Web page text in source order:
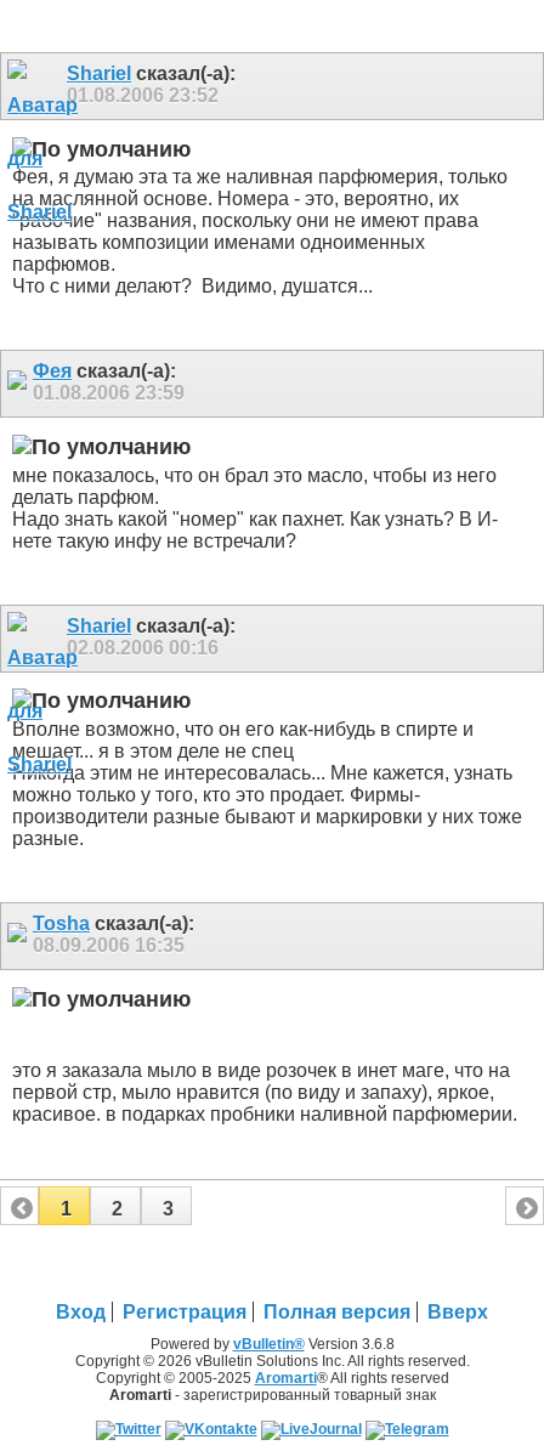
Shariel сказал(-а):
01.08.2006 23:52
Фея, я думаю эта та же наливная парфюмерия, только
на маслянной основе. Номера - это, вероятно, их
"рабочие" названия, поскольку они не имеют права
называть композиции именами одноименных
парфюмов.
Что с ними делают? Видимо, душатся...
Фея сказал(-а):
01.08.2006 23:59
мне показалось, что он брал это масло, чтобы из него
делать парфюм.
Надо знать какой "номер" как пахнет. Как узнать? В И-
нете такую инфу не встречали?
Shariel сказал(-а):
02.08.2006 00:16
Вполне возможно, что он его как-нибудь в спирте и
мешает... я в этом деле не спец
Никогда этим не интересовалась... Мне кажется, узнать
можно только у того, кто это продает. Фирмы-
производители разные бывают и маркировки у них тоже
разные.
Tosha сказал(-а):
08.09.2006 16:35
это я заказала мыло в виде розочек в инет маге, что на
первой стр, мыло нравится (по виду и запаху), яркое,
красивое. в подарках пробники наливной парфюмерии.
1 2 3
Вход Регистрация Полная версия Вверх
Powered by vBulletin®Version 3.6.8
Copyright © 2026 vBulletin Solutions Inc. All rights reserved.
Copyright © 2005-2025 Aromarti® All rights reserved
Aromarti- зарегистрированный товарный знак